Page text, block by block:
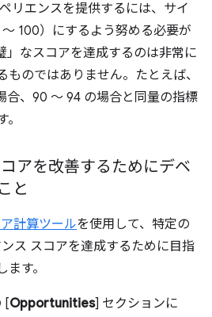
リエンスを提供するには、サイ
100）にするよう努める必要が
」なスコアを達成するのは非常に
ものではありません。たとえば、
合、90 ～ 94 の場合と同量の指標
アを改善するためにデベ
と
計算ツールを使用して、特定の
ス スコアを達成するために目指
す。
[Opportunities] セクションに